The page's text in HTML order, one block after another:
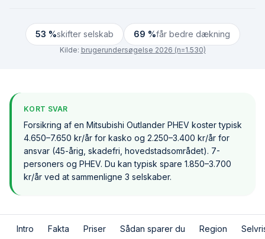
53 %skifter selskab 69 %får bedre dækning
Kilde: brugerundersøgelse 2026 (n=1.530)
KORT SVAR
Forsikring af en Mitsubishi Outlander PHEV koster typisk
4.650–7.650 kr/år for kasko og 2.250–3.400 kr/år for
ansvar (45-årig, skadefri, hovedstadsområdet). 7-
personers og PHEV. Du kan typisk spare 1.850–3.700
kr/år ved at sammenligne 3 selskaber.
Intro Fakta Priser Sådan sparer du Region